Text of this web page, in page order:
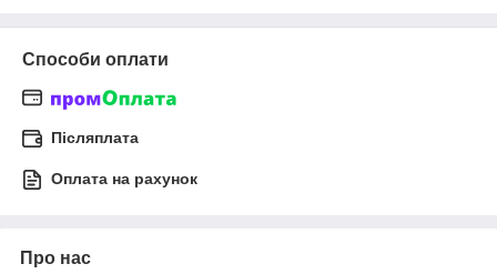
Способи оплати
Післяплата
Оплата на рахунок
Про нас